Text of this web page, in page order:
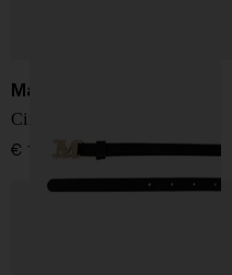
Max Mara
Cintura in pelle
€ 160,00